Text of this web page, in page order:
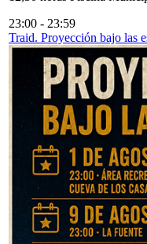
23:00 - 23:59
Traid. Proyección bajo las